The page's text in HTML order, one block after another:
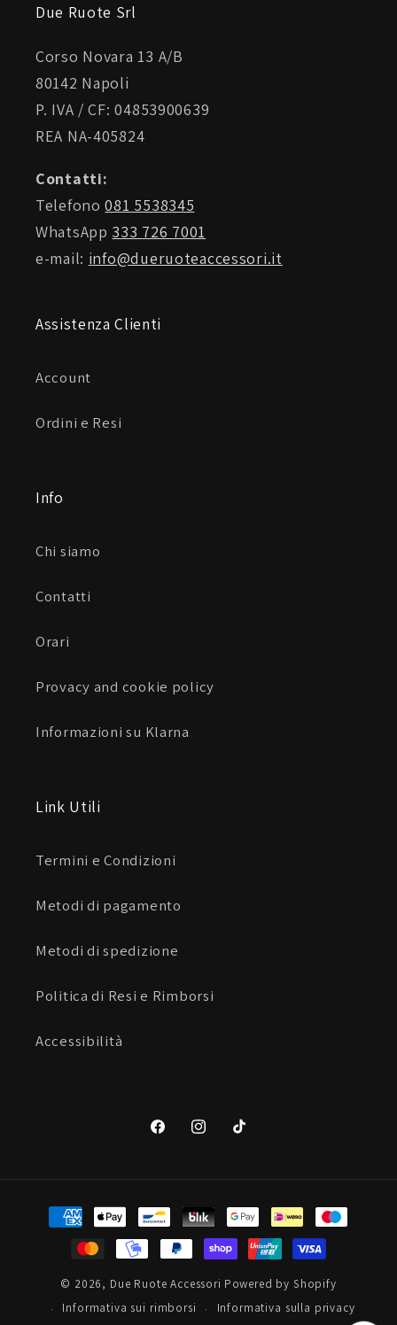
Due Ruote Srl
Corso Novara 13 A/B
80142 Napoli
P. IVA / CF: 04853900639
REA NA-405824
Contatti:
Telefono081 5538345
WhatsApp 333 726 7001
e-mail: info@dueruoteaccessori.it
Assistenza Clienti
Account
Ordini e Resi
Info
Chi siamo
Contatti
Orari
Provacy and cookie policy
Informazioni su Klarna
Link Utili
Termini e Condizioni
Metodi di pagamento
Metodi di spedizione
Politica di Resi e Rimborsi
Accessibilità
FacebookInstagramTikTok
Metodi
di
pagamento
© 2026, Due Ruote Accessori Powered by Shopify
Informativa sui rimborsi
Informativa sulla privacy